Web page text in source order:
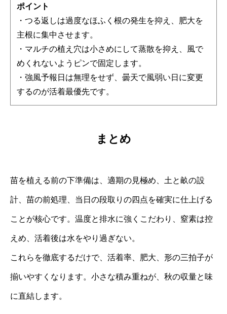
ポイント
・つる返しは過度なほふく根の発生を抑え、肥大を
主根に集中させます。
・マルチの植え穴は小さめにして蒸散を抑え、風で
めくれないようピンで固定します。
・強風予報日は無理をせず、曇天で風弱い日に変更
するのが活着最優先です。
まとめ
苗を植える前の下準備は、適期の見極め、土と畝の設
計、苗の前処理、当日の段取りの四点を確実に仕上げる
ことが核心です。温度と排水に強くこだわり、窒素は控
えめ、活着後は水をやり過ぎない。
これらを徹底するだけで、活着率、肥大、形の三拍子が
揃いやすくなります。小さな積み重ねが、秋の収量と味
に直結します。